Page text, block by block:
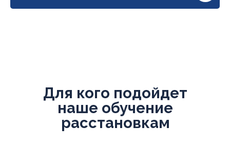
Для кого подойдет
наше обучение
расстановкам